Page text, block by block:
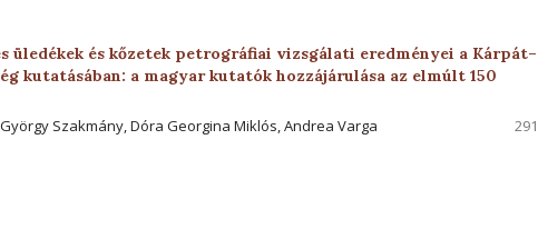
üledékek és kőzetek petrográfiai vizsgálati eredményei a Kárpát–
kutatásában: a magyar kutatók hozzájárulása az elmúlt 150
Szakmány, Dóra Georgina Miklós, Andrea Varga
291